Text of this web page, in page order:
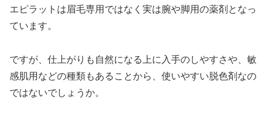
エピラットは眉毛専用ではなく実は腕や脚用の薬剤となっ
ています。
ですが、仕上がりも自然になる上に入手のしやすさや、敏
感肌用などの種類もあることから、使いやすい脱色剤なの
ではないでしょうか。